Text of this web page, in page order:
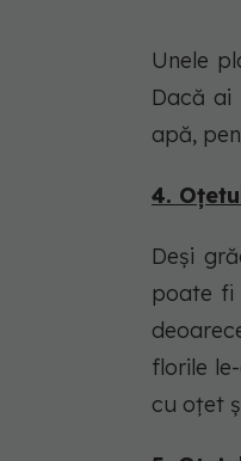
Unele
Dacă
apă,
4.
Deși
poate fi
florile
cu oțet